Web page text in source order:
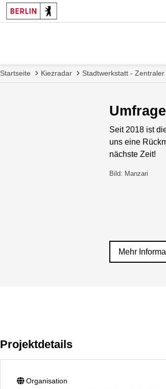
Startseite Kiezradar Stadtwerkstatt -
Seit 2018 ist
uns eine
nächste Zeit!
Bild: Manzari
Mehr
Projektdetails
Organisation